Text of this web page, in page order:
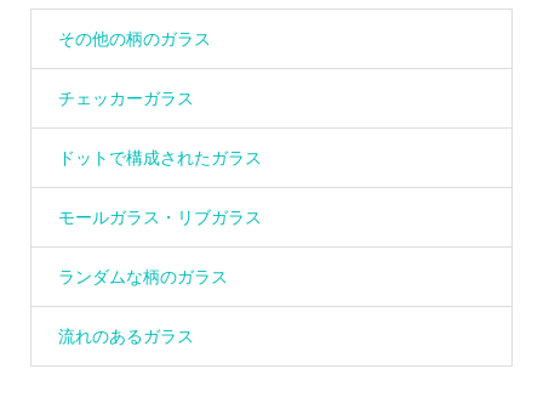
その他の柄のガラス
チェッカーガラス
ドットで構成されたガラス
モールガラス・リブガラス
ランダムな柄のガラス
流れのあるガラス